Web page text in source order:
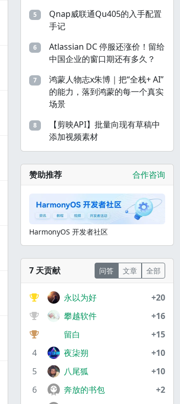
5
Qnap威联通Qu405的入手配置
手记
6
Atlassian DC 停服还涨价！留给
中国企业的窗口期还有多久？
7
鸿蒙人物志x朱博｜把“全栈+ AI”
的能力，落到鸿蒙的每一个真实
场景
8
【剪映API】批量向现有草稿中
添加视频素材
赞助推荐 合作咨询
HarmonyOS 开发者社区
7 天贡献 问答 文章 全部
永以为好
+20
攀越软件
+16
留白
+15
4
夜柒朔
+10
5
八尾狐
+10
6
奔放的书包
+2